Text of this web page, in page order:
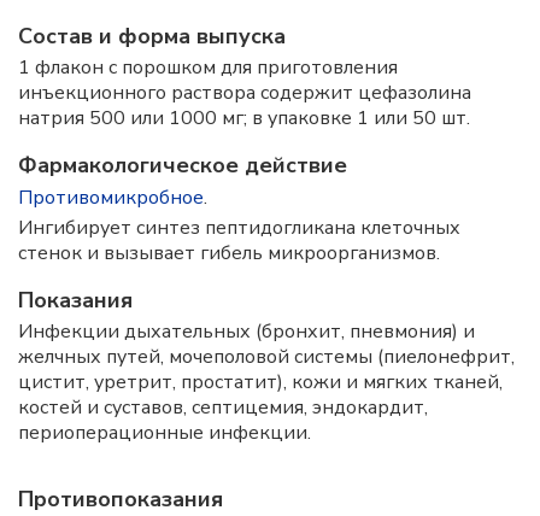
Состав и форма выпускa
1 флакон с порошком для приготовления
инъекционного раствора содержит цефазолина
натрия 500 или 1000 мг; в упаковке 1 или 50 шт.
Фармакологическое действие
Противомикробное.
Ингибирует синтез пептидогликана клеточных
стенок и вызывает гибель микроорганизмов.
Показания
Инфекции дыхательных (бронхит, пневмония) и
желчных путей, мочеполовой системы (пиелонефрит,
цистит, уретрит, простатит), кожи и мягких тканей,
костей и суставов, септицемия, эндокардит,
периоперационные инфекции.
Противопоказания